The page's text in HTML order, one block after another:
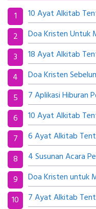
10 Ayat Alkitab
Doa Kristen Untuk
18 Ayat Alkitab
Doa Kristen
7 Aplikasi Hiburan
10 Ayat Alkitab
6 Ayat Alkitab
4 Susunan Acara
Doa Kristen untuk
7 Ayat Alkitab